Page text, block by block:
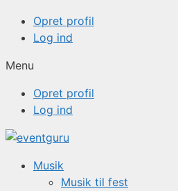
Opret profil
Log ind
Menu
Opret profil
Log ind
Musik
Musik til fest